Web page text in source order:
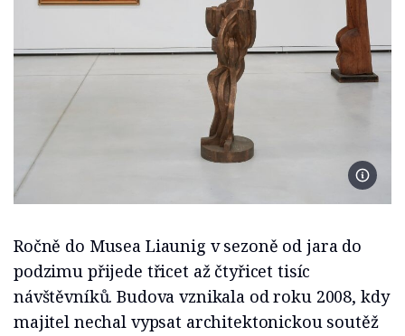
Foto
Ročně do Musea Liaunig v sezoně od jara do
podzimu přijede třicet až čtyřicet tisíc
návštěvníků. Budova vznikala od roku 2008, kdy
majitel nechal vypsat architektonickou soutěž